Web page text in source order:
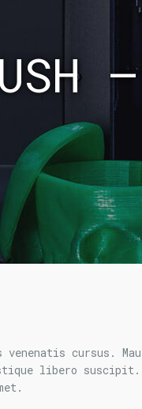
venenatis cursus.
libero